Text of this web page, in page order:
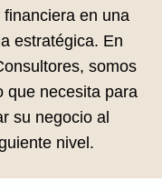
financiera en una
estratégica. En
somos
que necesita para
su negocio al
nivel.